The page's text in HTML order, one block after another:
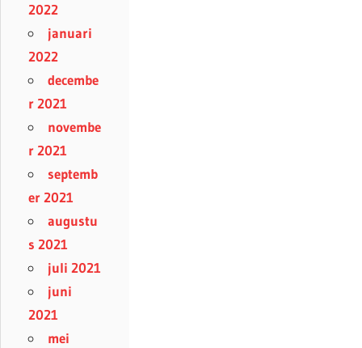
2022
januari
2022
decembe
r 2021
novembe
r 2021
septemb
er 2021
augustu
s 2021
juli 2021
juni
2021
mei